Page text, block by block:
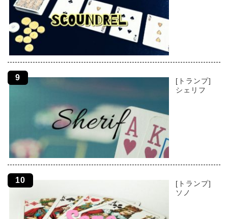
[トランプ]
シェリフ
[トランプ]
ソノ